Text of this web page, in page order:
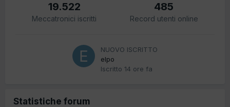
19.522
Meccatronici iscritti
485
Record utenti online
NUOVO ISCRITTO
elpo
Iscritto 14 ore fa
Statistiche forum